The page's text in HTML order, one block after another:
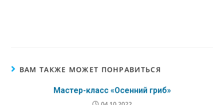
ВАМ ТАКЖЕ МОЖЕТ ПОНРАВИТЬСЯ
Мастер-класс «Осенний гриб»